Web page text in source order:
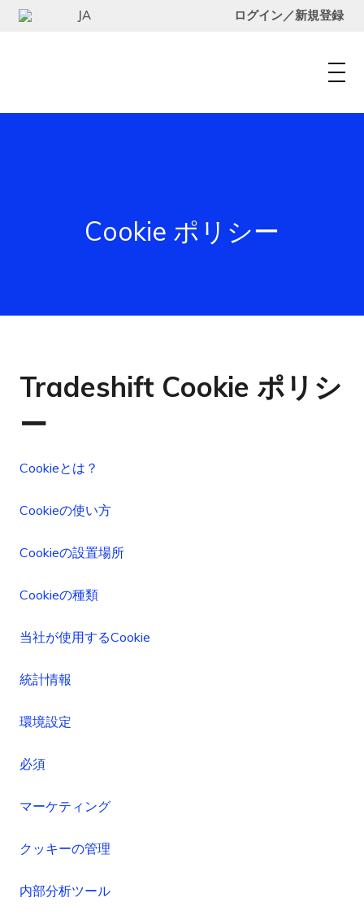
JA ログイン／新規登録
Cookie ポリシー
Tradeshift Cookie ポリシ
ー
Cookieとは？
Cookieの使い方
Cookieの設置場所
Cookieの種類
当社が使用するCookie
統計情報
環境設定
必須
マーケティング
クッキーの管理
内部分析ツール